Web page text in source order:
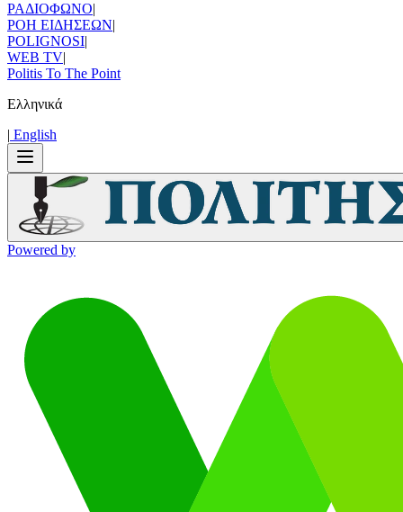
ΡΑΔΙΟΦΩΝΟ|
ΡΟΗ ΕΙΔΗΣΕΩΝ|
POLIGNOSI|
WEB TV|
Politis To The Point
Ελληνικά
| Εnglish
Powered by